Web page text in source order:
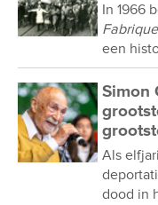
In 1966
een
Simon
Als
dood in